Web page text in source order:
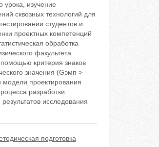
урока, изучение
сквозных технологий для
студентов и
проектных компетенций
обработка
факультета
помощью критерия знаков
значения (Gэмп >
модели проектирования
разработки
исследования
подготовка